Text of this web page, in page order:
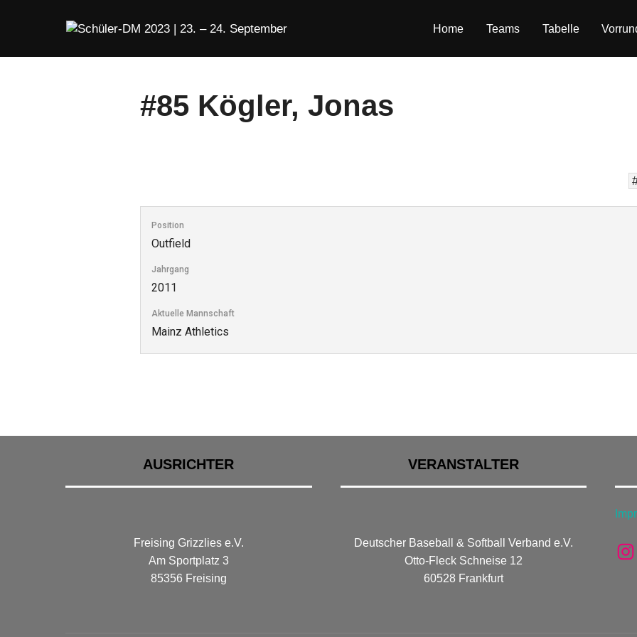
Home Teams Tabelle
#85 Kögler, Jonas
Position
Outfield
Jahrgang
2011
Aktuelle Mannschaft
Mainz Athletics
AUSRICHTER
Freising Grizzlies e.V.
Am Sportplatz 3
85356 Freising
VERANSTALTER
Deutscher Baseball & Softball Verband e.V.
Otto-Fleck Schneise 12
60528 Frankfurt